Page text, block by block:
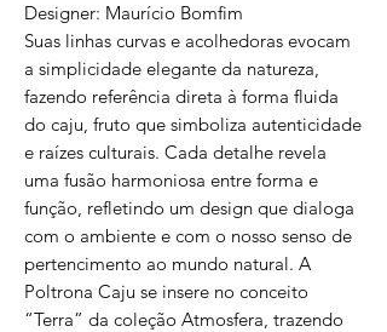
Designer: Maurício Bomfim
Suas linhas curvas e acolhedoras evocam
a simplicidade elegante da natureza,
fazendo referência direta à forma fluida
do caju, fruto que simboliza autenticidade
e raízes culturais. Cada detalhe revela
uma fusão harmoniosa entre forma e
função, refletindo um design que dialoga
com o ambiente e com o nosso senso de
pertencimento ao mundo natural. A
Poltrona Caju se insere no conceito
“Terra” da coleção Atmosfera, trazendo